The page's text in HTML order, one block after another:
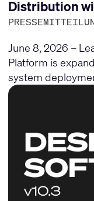
Distribution
June 8, 2026 –
Platform is
system